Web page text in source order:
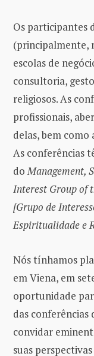
Os participantes
(principalmente,
escolas de
consultoria,
religiosos. As
profissionais,
delas, bem como
As conferências
doManagement,
Interest Group of
[Grupo de
Espiritualidade e
Nós tínhamos
em Viena, em
oportunidade
das conferências
convidar
suas